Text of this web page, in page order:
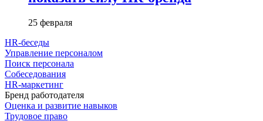
25 февраля
HR-беседы
Управление персоналом
Поиск персонала
Собеседования
HR-маркетинг
Бренд работодателя
Оценка и развитие навыков
Трудовое право